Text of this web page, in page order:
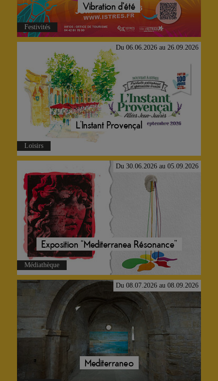
Festivités
L’Instant Provençal
Loisirs
Du 06.06.2026 au 26.09.2026
Exposition “Mediterranea Résonance”
Médiathèque
Mediterraneo
Exposition
Du 08.07.2026 au 08.09.2026